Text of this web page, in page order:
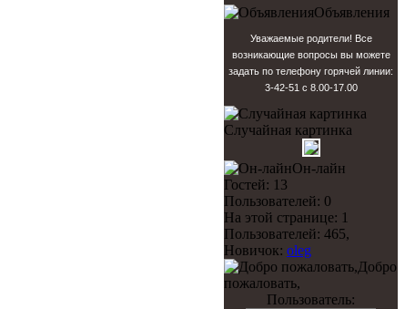
Объявления
Уважаемые родители! Все
возникающие вопросы вы можете
задать по телефону горячей линии:
3-42-51 с 8.00-17.00
Случайная картинка
Он-лайн
Гостей: 13
Пользователей: 0
На этой странице: 1
Пользователей: 465,
Новичок: oleg
Добро
пожаловать,
Пользователь: